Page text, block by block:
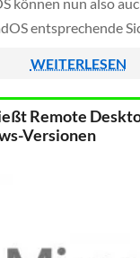
können nun also
entsprechende
WEITERLESEN
Remote
Versionen